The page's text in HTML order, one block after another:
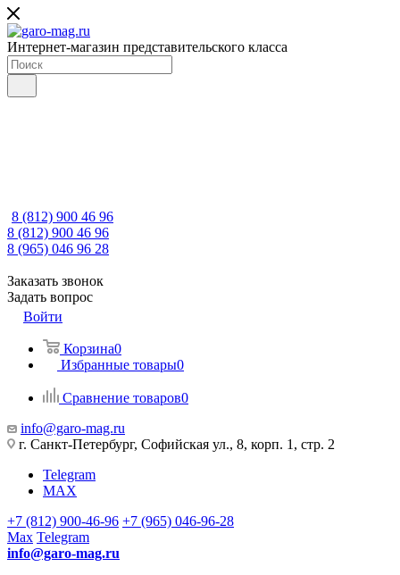
Интернет-магазин представительского класса
8 (812) 900 46 96
8 (812) 900 46 96
8 (965) 046 96 28
Заказать звонок
Задать вопрос
Войти
Корзина0
Избранные товары0
Сравнение товаров0
info@garo-mag.ru
г. Санкт-Петербург, Софийская ул., 8, корп. 1, стр. 2
Telegram
MAX
+7 (812) 900-46-96 +7 (965) 046-96-28
Max Telegram
info@garo-mag.ru